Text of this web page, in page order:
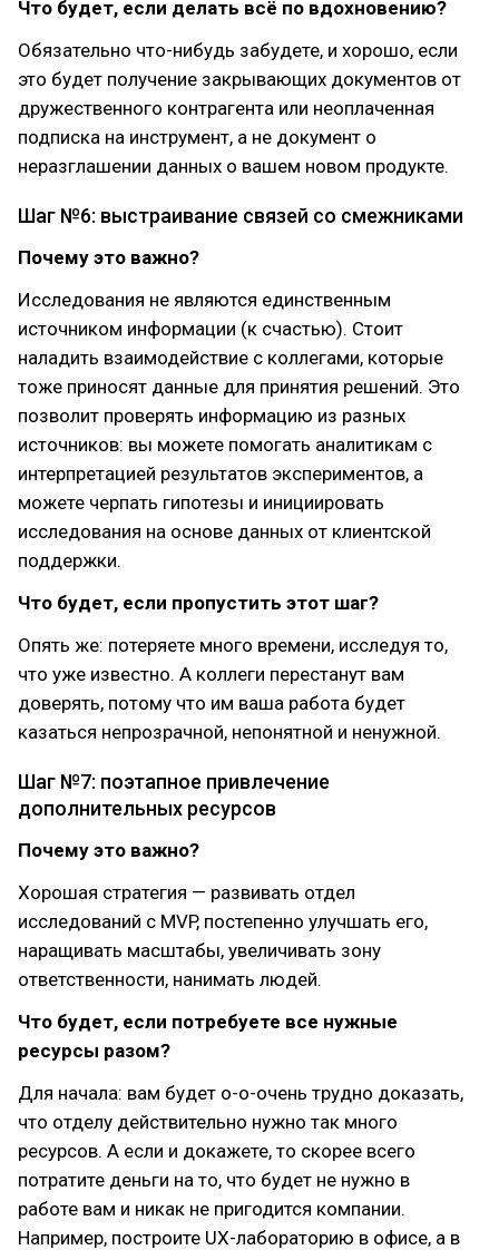
Что будет, если делать всё по вдохновению?
Обязательно что-нибудь забудете, и хорошо, если
это будет получение закрывающих документов от
дружественного контрагента или неоплаченная
подписка на инструмент, а не документ о
неразглашении данных о вашем новом продукте.
Шаг №6: выстраивание связей со смежниками
Почему это важно?
Исследования не являются единственным
источником информации (к счастью). Стоит
наладить взаимодействие с коллегами, которые
тоже приносят данные для принятия решений. Это
позволит проверять информацию из разных
источников: вы можете помогать аналитикам с
интерпретацией результатов экспериментов, а
можете черпать гипотезы и инициировать
исследования на основе данных от клиентской
поддержки.
Что будет, если пропустить этот шаг?
Опять же: потеряете много времени, исследуя то,
что уже известно. А коллеги перестанут вам
доверять, потому что им ваша работа будет
казаться непрозрачной, непонятной и ненужной.
Шаг №7: поэтапное привлечение
дополнительных ресурсов
Почему это важно?
Хорошая стратегия — развивать отдел
исследований с MVP, постепенно улучшать его,
наращивать масштабы, увеличивать зону
ответственности, нанимать людей.
Что будет, если потребуете все нужные
ресурсы разом?
Для начала: вам будет о-о-очень трудно доказать,
что отделу действительно нужно так много
ресурсов. А если и докажете, то скорее всего
потратите деньги на то, что будет не нужно в
работе вам и никак не пригодится компании.
Например, построите UX-лабораторию в офисе, а в